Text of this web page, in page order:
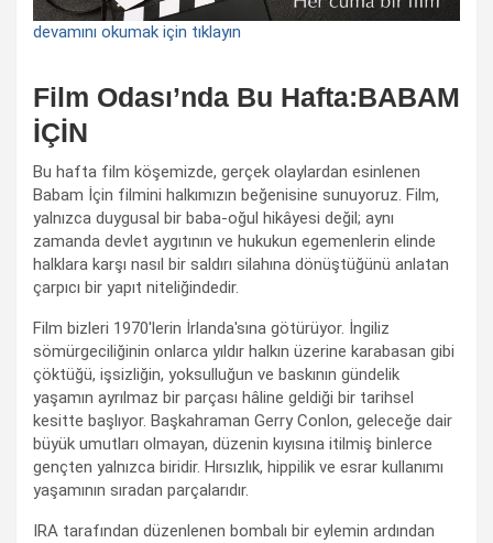
devamını okumak için tıklayın
Film Odası’nda Bu Hafta:BABAM
İÇİN
Bu hafta film köşemizde, gerçek olaylardan esinlenen
Babam İçin filmini halkımızın beğenisine sunuyoruz. Film,
yalnızca duygusal bir baba-oğul hikâyesi değil; aynı
zamanda devlet aygıtının ve hukukun egemenlerin elinde
halklara karşı nasıl bir saldırı silahına dönüştüğünü anlatan
çarpıcı bir yapıt niteliğindedir.
Film bizleri 1970'lerin İrlanda'sına götürüyor. İngiliz
sömürgeciliğinin onlarca yıldır halkın üzerine karabasan gibi
çöktüğü, işsizliğin, yoksulluğun ve baskının gündelik
yaşamın ayrılmaz bir parçası hâline geldiği bir tarihsel
kesitte başlıyor. Başkahraman Gerry Conlon, geleceğe dair
büyük umutları olmayan, düzenin kıyısına itilmiş binlerce
gençten yalnızca biridir. Hırsızlık, hippilik ve esrar kullanımı
yaşamının sıradan parçalarıdır.
IRA tarafından düzenlenen bombalı bir eylemin ardından